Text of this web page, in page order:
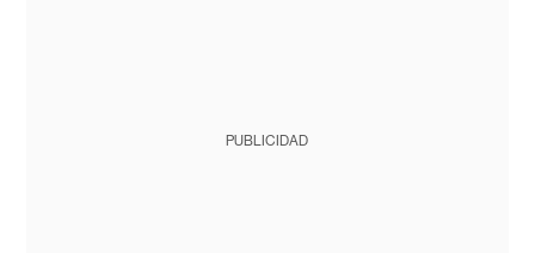
PUBLICIDAD